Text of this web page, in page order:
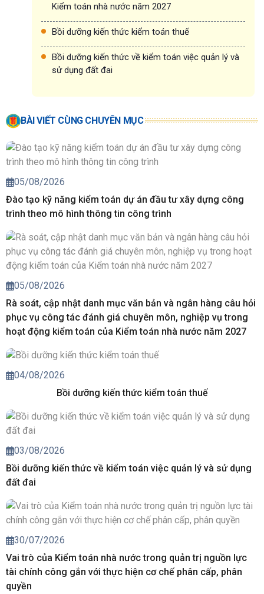
Kiểm toán nhà nước năm 2027
Bồi dưỡng kiến thức kiểm toán thuế
Bồi dưỡng kiến thức về kiểm toán việc quản lý và
sử dụng đất đai
BÀI VIẾT CÙNG CHUYÊN MỤC
05/08/2026
Đào tạo kỹ năng kiểm toán dự án đầu tư xây dựng công
trình theo mô hình thông tin công trình
05/08/2026
Rà soát, cập nhật danh mục văn bản và ngân hàng câu hỏi
phục vụ công tác đánh giá chuyên môn, nghiệp vụ trong
hoạt động kiểm toán của Kiểm toán nhà nước năm 2027
04/08/2026
Bồi dưỡng kiến thức kiểm toán thuế
03/08/2026
Bồi dưỡng kiến thức về kiểm toán việc quản lý và sử dụng
đất đai
30/07/2026
Vai trò của Kiểm toán nhà nước trong quản trị nguồn lực
tài chính công gắn với thực hiện cơ chế phân cấp, phân
quyền